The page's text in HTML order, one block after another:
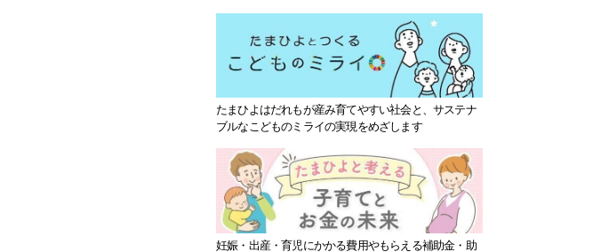
たまひよはだれもが産み育てやすい社会と、サステナ
ブルなこどものミライの実現をめざします
妊娠・出産・育児にかかる費用やもらえる補助金・助